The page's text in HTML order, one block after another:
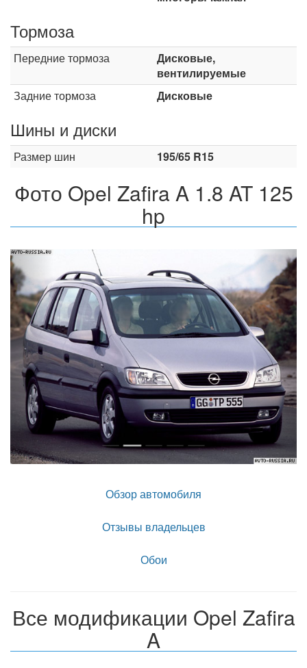
Тормоза
Передние тормоза
Дисковые,
вентилируемые
Задние тормоза
Дисковые
Шины и диски
Размер шин 195/65 R15
Фото Opel Zafira A 1.8 AT 125
hp
Назад
Обзор автомобиля
Отзывы владельцев
Обои
Все модификации Opel Zafira
A